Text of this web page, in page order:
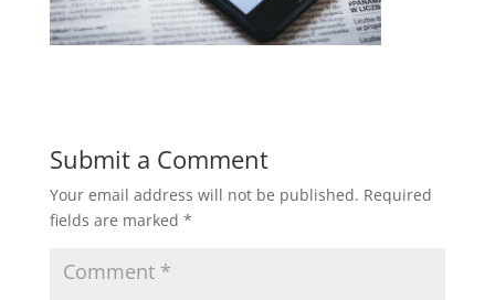
Submit a Comment
Your email address will not be published. Required
fields are marked *